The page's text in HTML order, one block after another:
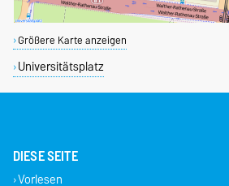
Größere Karte anzeigen
Universitätsplatz
DIESE SEITE
Vorlesen